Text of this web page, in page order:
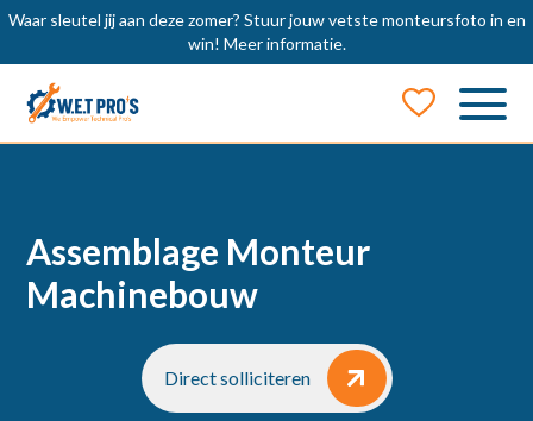
Waar sleutel jij aan deze zomer? Stuur jouw vetste monteursfoto in en
win! Meer informatie.
Assemblage Monteur
Machinebouw
Direct solliciteren
Job Alert
E-mail